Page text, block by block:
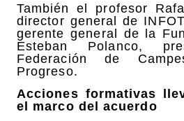
También el profesor
director general de
gerente general de la
Esteban Polanco,
Federación de
Progreso.
Acciones formativas
el marco del acuerdo